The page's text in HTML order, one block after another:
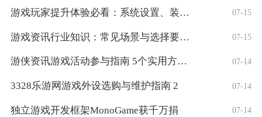
游戏玩家提升体验必看：系统设置、装备与操 07-15
游戏资讯行业知识：常见场景与选择要点，5 07-15
游侠资讯游戏活动参与指南 5个实用方法获 07-14
3328乐游网游戏外设选购与维护指南 2 07-14
独立游戏开发框架MonoGame获千万捐 07-14